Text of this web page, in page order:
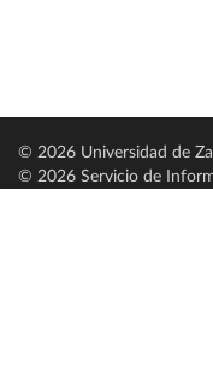
© 2026 Universidad de
© 2026 Servicio de